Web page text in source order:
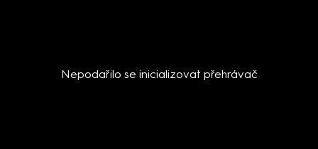
Nepodařilo se inicializovat přehrávač